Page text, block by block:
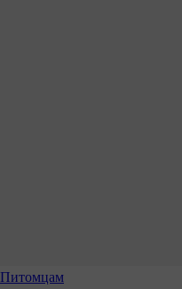
Питомцам